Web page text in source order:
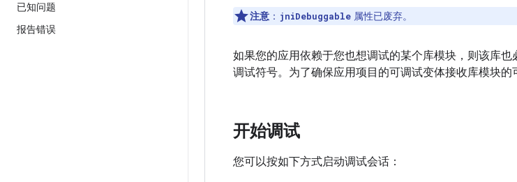
已知问题
报告错误
注意 ： jniDebuggable 属性已废弃。
如果您的应用依赖于您也想调试的某个库模块，则该库也
调试符号。为了确保应用项目的可调试变体接收库模块的
开始调试
您可以按如下方式启动调试会话：